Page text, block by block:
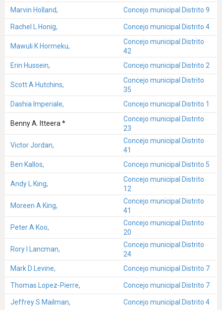
Marvin Holland,
Concejo municipal Distrito 9
Rachel L Honig, Concejo municipal Distrito 4
Mawuli K Hormeku,
Concejo municipal Distrito
42
Erin Hussein,
Concejo municipal Distrito 2
Scott A Hutchins,
Concejo municipal Distrito
35
Dashia Imperiale,
Concejo municipal Distrito 1
Benny A. Itteera *
Concejo municipal Distrito
23
Victor Jordan,
Concejo municipal Distrito
41
Ben Kallos,
Concejo municipal Distrito 5
Andy L King,
Concejo municipal Distrito
12
Moreen A King,
Concejo municipal Distrito
41
Peter A Koo,
Concejo municipal Distrito
20
Rory I Lancman,
Concejo municipal Distrito
24
Mark D Levine,
Concejo municipal Distrito 7
Thomas Lopez-Pierre, Concejo municipal Distrito 7
Jeffrey S Mailman, Concejo municipal Distrito 4